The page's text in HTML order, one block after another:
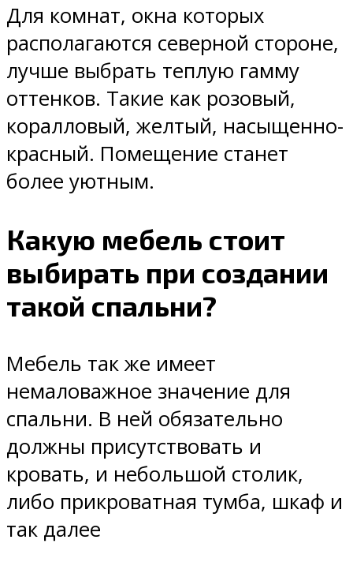
Для комнат, окна которых
располагаются северной стороне,
лучше выбрать теплую гамму
оттенков. Такие как розовый,
коралловый, желтый, насыщенно-
красный. Помещение станет
более уютным.
Какую мебель стоит
выбирать при создании
такой спальни?
Мебель так же имеет
немаловажное значение для
спальни. В ней обязательно
должны присутствовать и
кровать, и небольшой столик,
либо прикроватная тумба, шкаф и
так далее